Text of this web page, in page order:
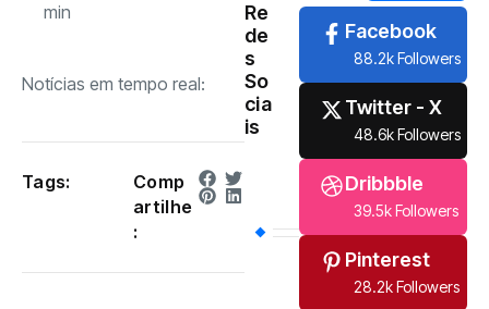
min
Notícias em tempo real:
Tags:
Comp
artilhe
:
Re
de
s
So
cia
is
Facebook
88.2k Followers
Twitter - X
48.6k Followers
Dribbble
39.5k Followers
Pinterest
28.2k Followers